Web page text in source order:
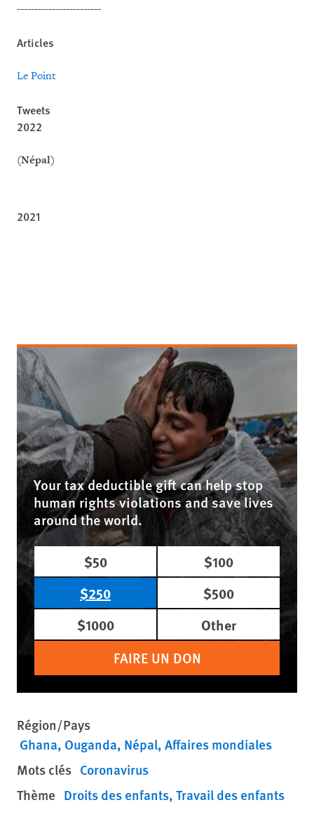
------------------------
Articles
Le Point
Tweets
2022
(Népal)
2021
Your tax deductible gift can help stop
human rights violations and save lives
around the world.
$50
$100
$250
$500
$1000
Other
FAIRE UN DON
Région/Pays
Ghana Ouganda Népal Affaires mondiales
Mots clés Coronavirus
Thème Droits des enfants Travail des enfants